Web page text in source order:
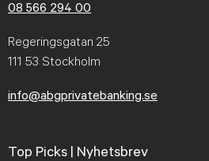
08 566 294 00
Regeringsgatan 25
111 53 Stockholm
info@abgprivatebanking.se
Top Picks | Nyhetsbrev